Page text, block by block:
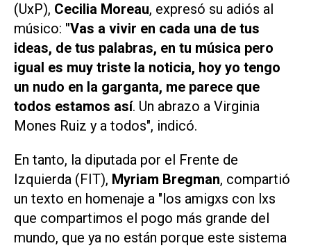
(UxP), Cecilia Moreau, expresó su adiós al
músico: "Vas a vivir en cada una de tus
ideas, de tus palabras, en tu música pero
igual es muy triste la noticia, hoy yo tengo
un nudo en la garganta, me parece que
todos estamos así. Un abrazo a Virginia
Mones Ruiz y a todos", indicó.
En tanto, la diputada por el Frente de
Izquierda (FIT), Myriam Bregman, compartió
un texto en homenaje a "los amigxs con lxs
que compartimos el pogo más grande del
mundo, que ya no están porque este sistema